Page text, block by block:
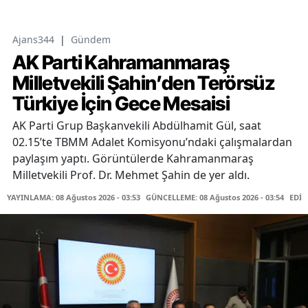
Ajans344 | Gündem
AK Parti Kahramanmaraş
Milletvekili Şahin’den Terörsüz
Türkiye İçin Gece Mesaisi
AK Parti Grup Başkanvekili Abdülhamit Gül, saat
02.15’te TBMM Adalet Komisyonu’ndaki çalışmalardan
paylaşım yaptı. Görüntülerde Kahramanmaraş
Milletvekili Prof. Dr. Mehmet Şahin de yer aldı.
YAYINLAMA: 08 Ağustos 2026 - 03:53 GÜNCELLEME: 08 Ağustos 2026 - 03:54